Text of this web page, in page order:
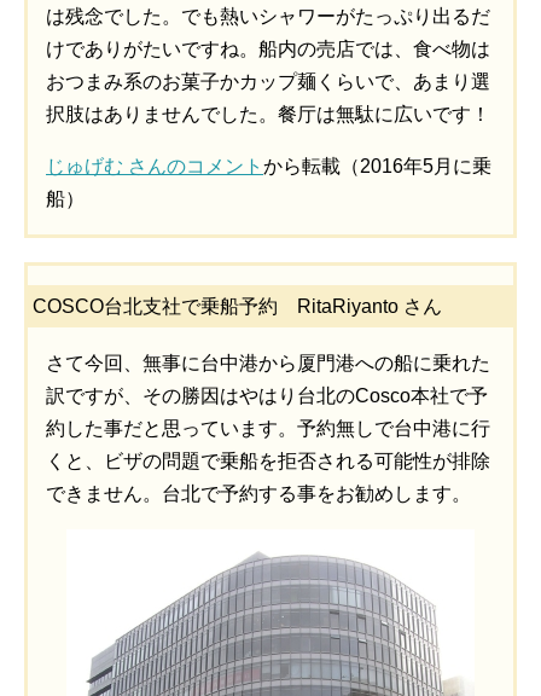
は残念でした。でも熱いシャワーがたっぷり出るだ
けでありがたいですね。船内の売店では、食べ物は
おつまみ系のお菓子かカップ麺くらいで、あまり選
択肢はありませんでした。餐厅は無駄に広いです！
じゅげむ さんのコメント から転載（2016年5月に乗
船）
COSCO台北支社で乗船予約 RitaRiyanto さん
さて今回、無事に台中港から厦門港への船に乗れた
訳ですが、その勝因はやはり台北のCosco本社で予
約した事だと思っています。予約無しで台中港に行
くと、ビザの問題で乗船を拒否される可能性が排除
できません。台北で予約する事をお勧めします。